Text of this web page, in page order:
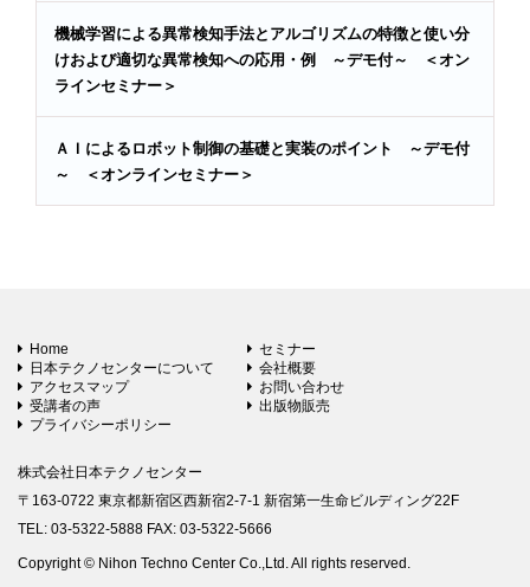
機械学習による異常検知手法とアルゴリズムの特徴と使い分
けおよび適切な異常検知への応用・例 ～デモ付～ ＜オン
ラインセミナー＞
ＡＩによるロボット制御の基礎と実装のポイント ～デモ付
～ ＜オンラインセミナー＞
Home
セミナー
日本テクノセンターについて
会社概要
アクセスマップ
お問い合わせ
受講者の声
出版物販売
プライバシーポリシー
株式会社日本テクノセンター
〒163-0722 東京都新宿区西新宿2-7-1 新宿第一生命ビルディング22F
TEL: 03-5322-5888 FAX: 03-5322-5666
Copyright © Nihon Techno Center Co.,Ltd. All rights reserved.